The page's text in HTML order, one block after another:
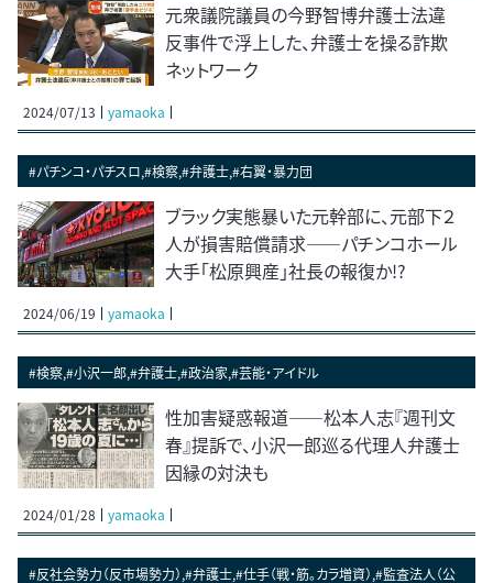
元衆議院議員の今野智博弁護士法違
反事件で浮上した、弁護士を操る詐欺
ネットワーク
2024/07/13 yamaoka
#パチンコ・パチスロ,#検察,#弁護士,#右翼・暴力団
ブラック実態暴いた元幹部に、元部下２
人が損害賠償請求――パチンコホール
大手「松原興産」社長の報復か!?
2024/06/19 yamaoka
#検察,#小沢一郎,#弁護士,#政治家,#芸能・アイドル
性加害疑惑報道――松本人志『週刊文
春』提訴で、小沢一郎巡る代理人弁護士
因縁の対決も
2024/01/28 yamaoka
#反社会勢力（反市場勢力）,#弁護士,#仕手（戦・筋。カラ増資）,#監査法人（公